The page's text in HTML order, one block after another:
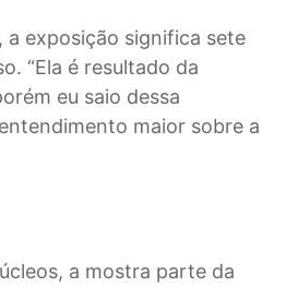
a exposição significa sete
“Ela é resultado da
eu saio dessa
maior sobre a
a mostra parte da